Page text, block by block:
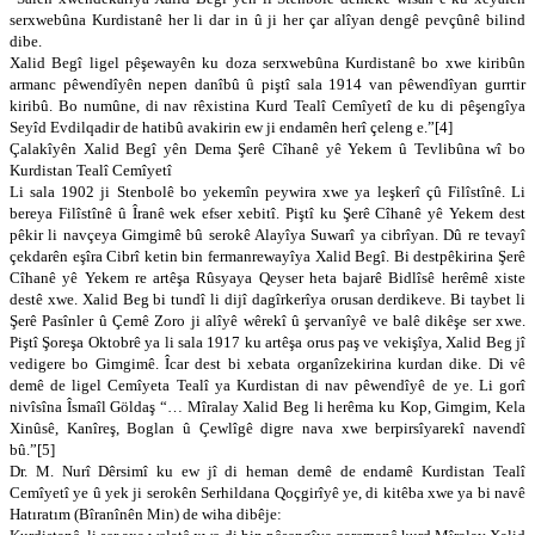
serxwebûna Kurdistanê her li dar in û ji her çar alîyan dengê pevçûnê bilind
dibe.
Xalid Begî ligel pêşewayên ku doza serxwebûna Kurdistanê bo xwe kiribûn
armanc pêwendîyên nepen danîbû û piştî sala 1914 van pêwendîyan gurrtir
kiribû. Bo numûne, di nav rêxistina Kurd Tealî Cemîyetî de ku di pêşengîya
Seyîd Evdilqadir de hatibû avakirin ew ji endamên herî çeleng e.”[4]
Çalakîyên Xalid Begî yên Dema Şerê Cîhanê yê Yekem û Tevlibûna wî bo
Kurdistan Tealî Cemîyetî
Li sala 1902 ji Stenbolê bo yekemîn peywira xwe ya leşkerî çû Filîstînê. Li
bereya Filîstînê û Îranê wek efser xebitî. Piştî ku Şerê Cîhanê yê Yekem dest
pêkir li navçeya Gimgimê bû serokê Alayîya Suwarî ya cibrîyan. Dû re tevayî
çekdarên eşîra Cibrî ketin bin fermanrewayîya Xalid Begî. Bi destpêkirina Şerê
Cîhanê yê Yekem re artêşa Rûsyaya Qeyser heta bajarê Bidlîsê herêmê xiste
destê xwe. Xalid Beg bi tundî li dijî dagîrkerîya orusan derdikeve. Bi taybet li
Şerê Pasînler û Çemê Zoro ji alîyê wêrekî û şervanîyê ve balê dikêşe ser xwe.
Piştî Şoreşa Oktobrê ya li sala 1917 ku artêşa orus paş ve vekişîya, Xalid Beg jî
vedigere bo Gimgimê. Îcar dest bi xebata organîzekirina kurdan dike. Di vê
demê de ligel Cemîyeta Tealî ya Kurdistan di nav pêwendîyê de ye. Li gorî
nivîsîna Îsmaîl Göldaş “… Mîralay Xalid Beg li herêma ku Kop, Gimgim, Kela
Xinûsê, Kanîreş, Boglan û Çewlîgê digre nava xwe berpirsîyarekî navendî
bû.”[5]
Dr. M. Nurî Dêrsimî ku ew jî di heman demê de endamê Kurdistan Tealî
Cemîyetî ye û yek ji serokên Serhildana Qoçgirîyê ye, di kitêba xwe ya bi navê
Hatıratım (Bîranînên Min) de wiha dibêje: